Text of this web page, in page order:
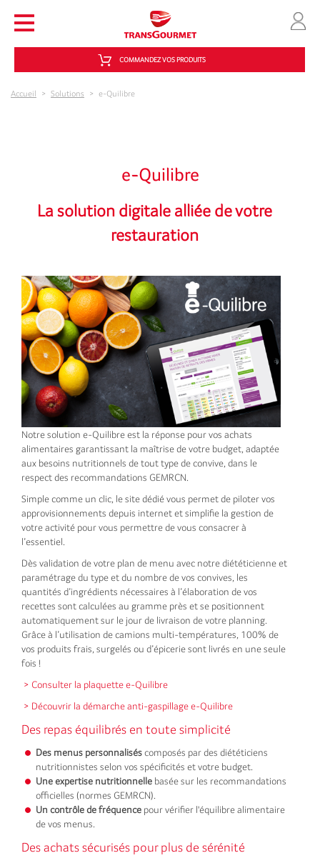
COMMANDEZ VOS PRODUITS
Accueil > Solutions > e-Quilibre
e-Quilibre
La solution digitale alliée de votre
restauration
Notre solution e-Quilibre est la réponse pour vos achats
alimentaires garantissant la maîtrise de votre budget, adaptée
aux besoins nutritionnels de tout type de convive, dans le
respect des recommandations GEMRCN.
Simple comme un clic, le site dédié vous permet de piloter vos
approvisionnements depuis internet et simplifie la gestion de
votre activité pour vous permettre de vous consacrer à
l’essentiel.
Dès validation de votre plan de menu avec notre diététicienne et
paramétrage du type et du nombre de vos convives, les
quantités d’ingrédients nécessaires à l’élaboration de vos
recettes sont calculées au gramme près et se positionnent
automatiquement sur le jour de livraison de votre planning.
Grâce à l’utilisation de camions multi-températures, 100% de
vos produits frais, surgelés ou d’épicerie sont livrés en une seule
fois !
> Consulter la plaquette e-Quilibre
> Découvrir la démarche anti-gaspillage e-Quilibre
Des repas équilibrés en toute simplicité
Des menus personnaliséscomposés par des diététiciens
nutritionnistes selon vos spécificités et votre budget.
Une expertise nutritionnelle basée sur les recommandations
officielles (normes GEMRCN).
Un contrôle de fréquence pour vérifier l'équilibre alimentaire
de vos menus.
Des achats sécurisés pour plus de sérénité